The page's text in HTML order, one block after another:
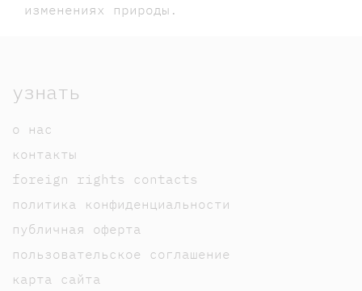
изменениях природы.
узнать
о нас
контакты
foreign rights contacts
политика конфиденциальности
публичная оферта
пользовательское соглашение
карта сайта